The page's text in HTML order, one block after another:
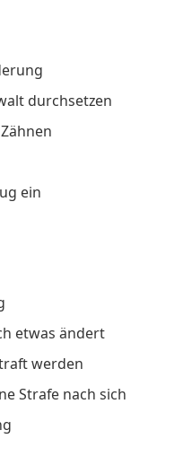
durchsetzen
ein
etwas ändert
werden
Strafe nach sich